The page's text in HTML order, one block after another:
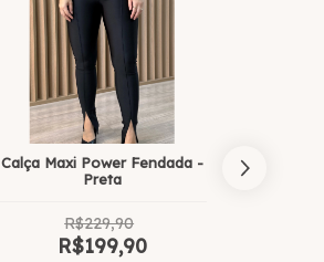
Calça Maxi Power Fendada -
Preta
R$229,90
R$199,90